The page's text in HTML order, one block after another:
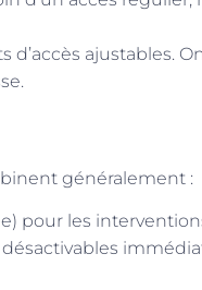
d’accès ajustables.
généralement :
pour les